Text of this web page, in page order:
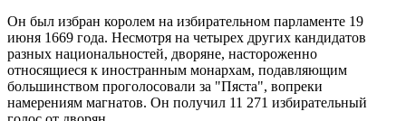
Он был избран королем на избирательном парламенте 19
июня 1669 года. Несмотря на четырех других кандидатов
разных национальностей, дворяне, настороженно
относящиеся к иностранным монархам, подавляющим
большинством проголосовали за "Пяста", вопреки
намерениям магнатов. Он получил 11 271 избирательный